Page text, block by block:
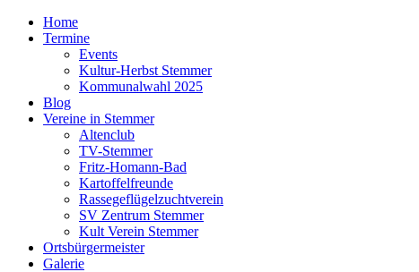
Home
Termine
Events
Kultur-Herbst Stemmer
Kommunalwahl 2025
Blog
Vereine in Stemmer
Altenclub
TV-Stemmer
Fritz-Homann-Bad
Kartoffelfreunde
Rassegeflügelzuchtverein
SV Zentrum Stemmer
Kult Verein Stemmer
Ortsbürgermeister
Galerie